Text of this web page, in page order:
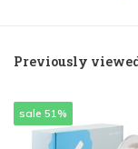
Previously
sale 51%